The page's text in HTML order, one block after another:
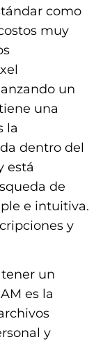
como
muy
un
una
la
dentro del
está
de
e intuitiva.
y
un
es la
y